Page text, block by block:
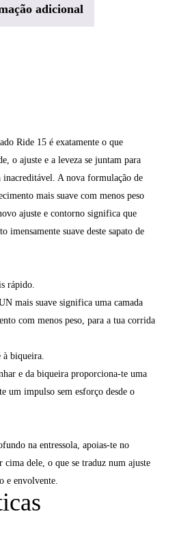
adicional
Ride 15 é exatamente o que
o ajuste e a leveza se juntam para
A nova formulação de
mais suave com menos peso
ajuste e contorno significa que
imensamente suave deste sapato de
rápido.
mais suave significa uma camada
com menos peso, para a tua corrida
à biqueira.
e da biqueira proporciona-te uma
um impulso sem esforço desde o
na entressola, apoias-te no
cima dele, o que se traduz num ajuste
e envolvente.